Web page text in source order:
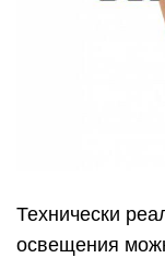
Технически
освещения